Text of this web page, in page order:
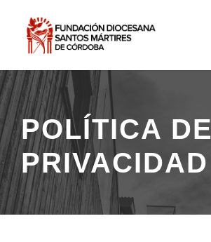
POLÍTICA DE
PRIVACIDAD